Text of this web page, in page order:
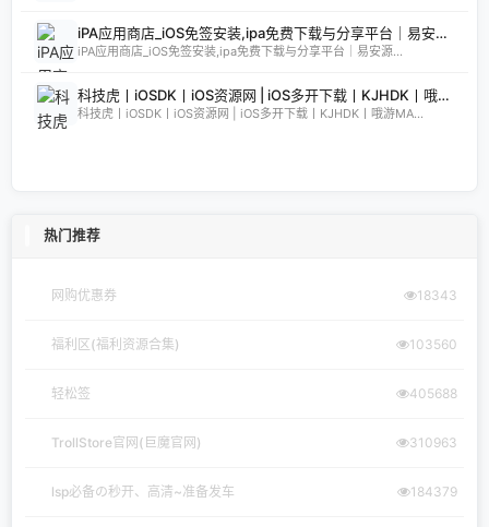
iPA应用商店_iOS免签安装,ipa免费下载与分享平台｜易安源&酷卡软件
iPA应用商店_iOS免签安装,ipa免费下载与分享平台｜易安源...
科技虎丨iOSDK丨iOS资源网 | iOS多开下载丨KJHDK丨哦游MAX丨iPA商店丨凸游 | iPA软件免费砸壳下载丨iOSiPA丨苹果多开丨全网最优秀的iPA资源下载网站
科技虎丨iOSDK丨iOS资源网 | iOS多开下载丨KJHDK丨哦游MA...
热门推荐
网购优惠券 18343
福利区(福利资源合集) 103560
轻松签 405688
TrollStore官网(巨魔官网) 310963
lsp必备の秒开、高清~准备发车 184379